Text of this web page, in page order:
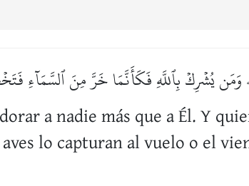
يُشۡرِكۡ بِٱللَّهِ فَكَأَنَّمَا خَرَّ مِنَ ٱلسَّمَآءِ
a nadie más que a Él. Y
lo capturan al vuelo o el